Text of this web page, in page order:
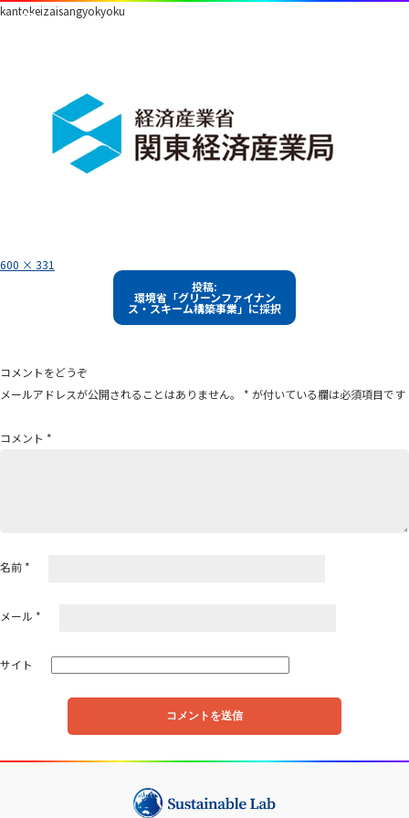
kantokeizaisangyokyoku
フ
ル
600 × 331
ゲ
ー
ョ
投稿:
環境省「グリーンファイナン
ス・スキーム構築事業」に採択
コメントをどうぞ
メールアドレスが公開されることはありません。
* が付いている欄は必須項目です
コメント *
名前 *
メール *
サイト